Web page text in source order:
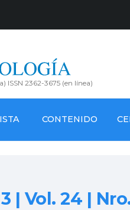
ISSN 2362-3675 (en línea)
CONTENIDO
| Vol. 24 |